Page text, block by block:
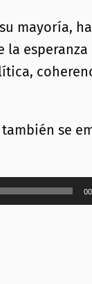
mayoría,
la
también se